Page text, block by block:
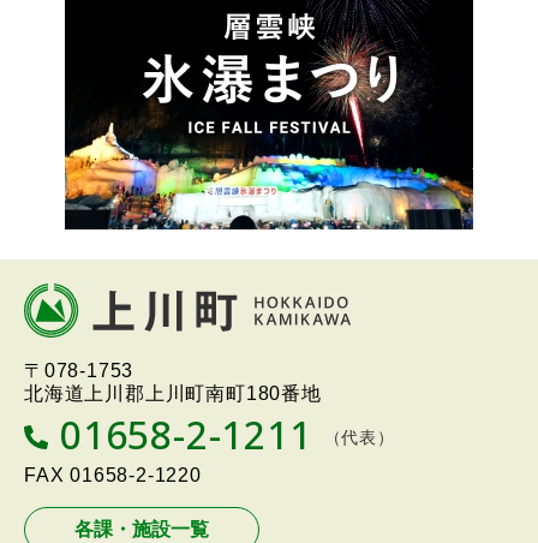
Twon
〒078-1753
北海道上川郡上川町南町180番地
T
E
L
01658-2-1211 （代表）
FAX 01658-2-1220
各課・施設一覧